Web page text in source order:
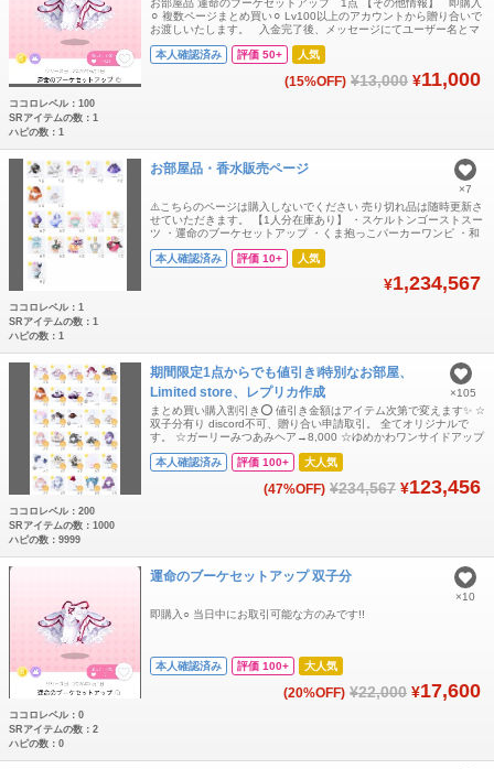
お部屋品 運命のブーケセットアップ 1点 【その他情報】 即購入
⚪︎ 複数ページまとめ買い⚪︎ Lv100以上のアカウントから贈り合いで
お渡しいたします。 入金完了後、メッセージにてユーザー名とマ
の関係で対応が遅れます⚠️
本人確認済み 評価 50+ 人気
(15%OFF) ¥13,000 ¥11,000
ココロレベル：100
SRアイテムの数：1
ハピの数：1
お部屋品・香水販売ページ
⚠️こちらのページは購入しないでください 売り切れ品は随時更新さ
せていただきます。 【1人分在庫あり】 ・スケルトンゴーストスー
ツ ・運命のブーケセットアップ ・くま抱っこパーカーワンピ ・和
ットコロン ・幽玄雪華の精霊コロン ・フラッフィードールコロン
本人確認済み 評価 10+ 人気
¥1,234,567
×7
ココロレベル：1
SRアイテムの数：1
ハピの数：1
期間限定1点からでも値引き❕特別なお部屋、
Limited store、レプリカ作成
まとめ買い購入割引き⭕️ 値引き金額はアイテム次第で変えます✨️ ☆
双子分有り discord不可、贈り合い申請取引。 全てオリジナルで
す。 ☆ガーリーみつあみヘア→8,000 ☆ゆめかわワンサイドアップ
レースワンピ 20000 フラワーレースセット 23,000❌ 高潔なお嬢様
本人確認済み 評価 100+ 大人気
(47%OFF) ¥234,567 ¥123,456
×105
ココロレベル：200
SRアイテムの数：1000
ハピの数：9999
運命のブーケセットアップ 双子分
即購入○ 当日中にお取引可能な方のみです!!
本人確認済み 評価 100+ 大人気
(20%OFF) ¥22,000 ¥17,600
×10
ココロレベル：0
SRアイテムの数：2
ハピの数：0